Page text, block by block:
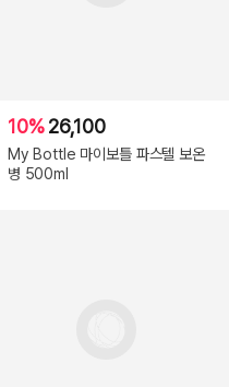
10%26,100
My Bottle 마이보틀 파스텔 보온
병 500ml